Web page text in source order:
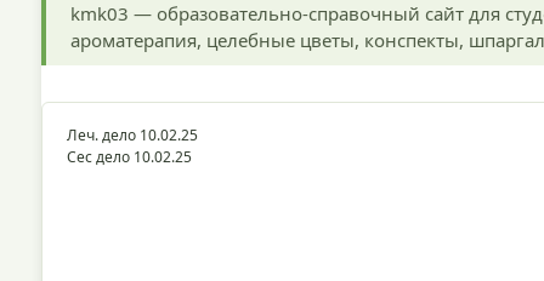
kmk03 — образовательно-справочный сайт для
ароматерапия, целебные цветы, конспекты,
Леч. дело 10.02.25
Сес дело 10.02.25